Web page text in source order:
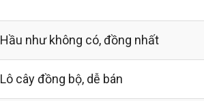
Hầu như không có, đồng nhất
Lô cây đồng bộ, dễ bán